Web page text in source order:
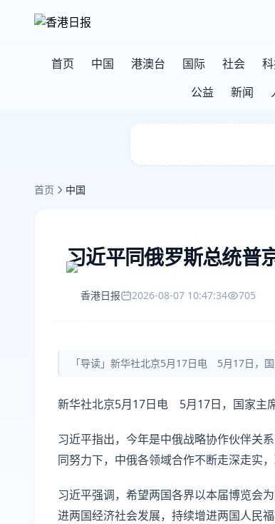
首页 中国 港澳台 国际 社会
公益
新闻
首页 中国
习近平同俄罗斯总统普
香港日报 2026-08-07 10:47:34 705
「导读」新华社北京5月17日电 5月17日，
新华社北京5月17日电 5月17日，国家主
习近平指出，今年是中俄战略协作伙伴关
同努力下，中俄各领域合作不断走深走实，
习近平强调，希望两国各界以本届博览会
进两国经济社会发展，持续增进两国人民